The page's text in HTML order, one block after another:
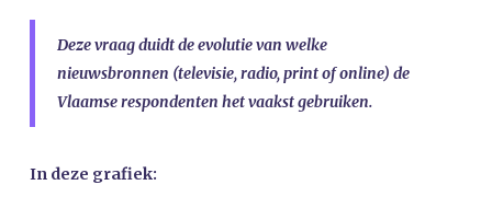
Deze vraag duidt de evolutie van welke
nieuwsbronnen (televisie, radio, print of online) de
Vlaamse respondenten hetvaakstgebruiken.
In deze grafiek: